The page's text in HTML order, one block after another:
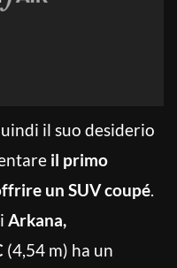
il suo desiderio
il primo
un SUV coupé.
Arkana,
(4,54 m) ha un